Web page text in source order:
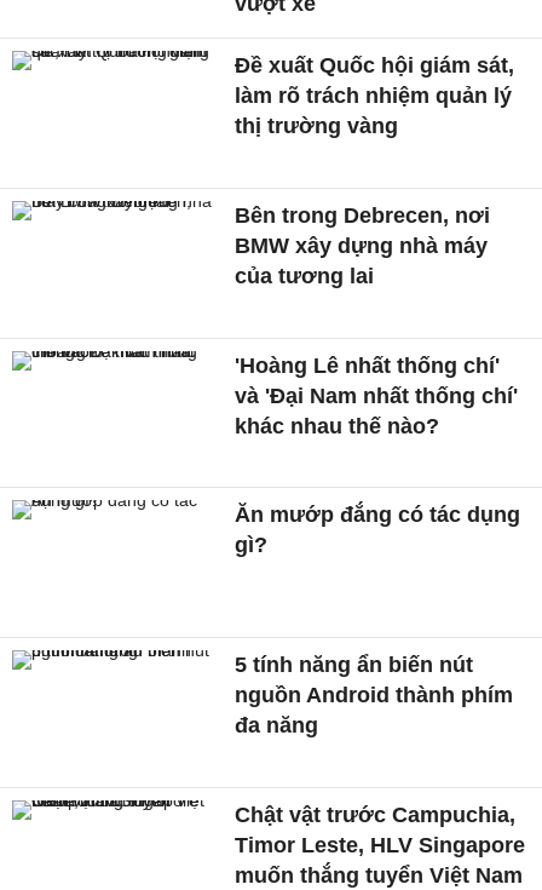
Đề xuất Quốc hội giám sát,
làm rõ trách nhiệm quản lý
thị trường vàng
Bên trong Debrecen, nơi
BMW xây dựng nhà máy
của tương lai
'Hoàng Lê nhất thống chí'
và 'Đại Nam nhất thống chí'
khác nhau thế nào?
Ăn mướp đắng có tác dụng
gì?
5 tính năng ẩn biến nút
nguồn Android thành phím
đa năng
Chật vật trước Campuchia,
Timor Leste, HLV Singapore
muốn thắng tuyển Việt Nam